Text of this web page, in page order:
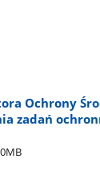
Ochrony
zadań